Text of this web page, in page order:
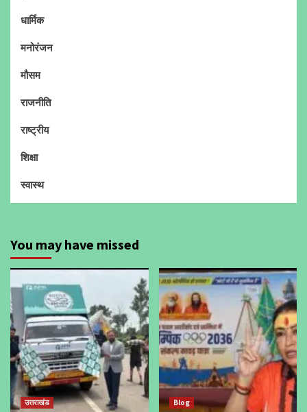
धार्मिक
मनोरंजन
मौसम
राजनीति
राष्ट्रीय
शिक्षा
स्वास्थ
You may have missed
उत्तराखंड Blog